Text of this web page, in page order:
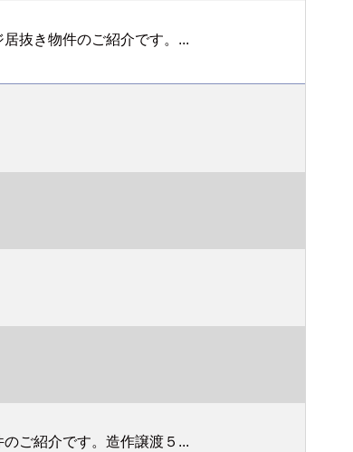
抜き物件のご紹介です。...
ご紹介です。造作譲渡５...